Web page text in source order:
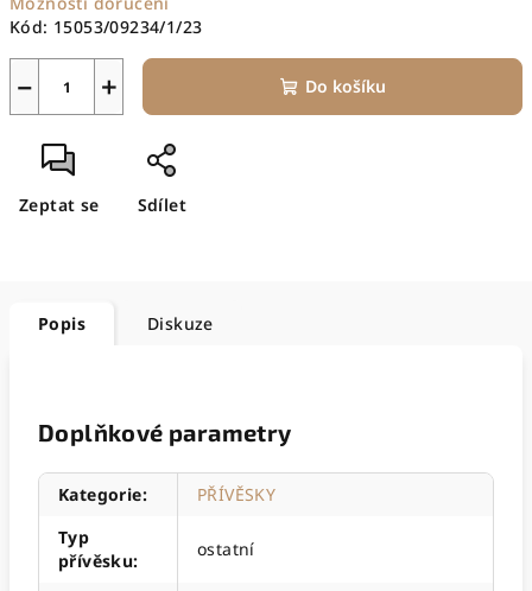
Kód: 15053/09234/1/23
+
− Do košíku
Zeptat se Sdílet
Popis Diskuze
Doplňkové parametry
Kategorie:
PŘÍVĚSKY
Typ
přívěsku:
ostatní